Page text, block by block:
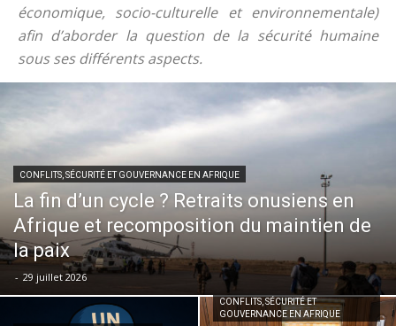
économique, socio-culturelle et environnementale)
afin d’aborder la question de la sécurité humaine
sous ses différents aspects.
CONFLITS, SÉCURITÉ ET GOUVERNANCE EN AFRIQUE
La fin d’un cycle ? Retraits onusiens en
Afrique et recomposition du maintien de
la paix
- 29 juillet 2026
CONFLITS, SÉCURITÉ ET
GOUVERNANCE EN AFRIQUE